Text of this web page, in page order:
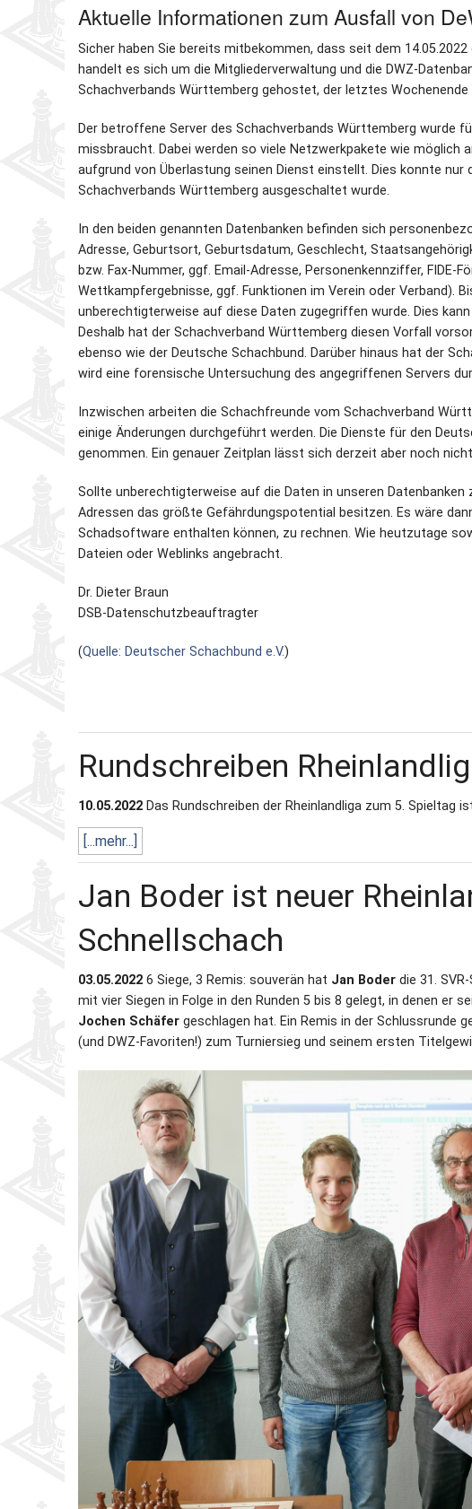
Aktuelle Informationen zum Ausfall von
Sicher haben Sie bereits mitbekommen, dass seit dem
handelt es sich um die Mitgliederverwaltung und die DWZ-
Schachverbands Württemberg gehostet, der letztes
Der betroffene Server des Schachverbands Württemberg wurde
missbraucht. Dabei werden so viele Netzwerkpakete wie möglich
aufgrund von Überlastung seinen Dienst einstellt. Dies konnte nur
Schachverbands Württemberg ausgeschaltet wurde.
In den beiden genannten Datenbanken befinden sich
Adresse, Geburtsort, Geburtsdatum, Geschlecht,
bzw. Fax-Nummer, ggf. Email-Adresse, Personenkennziffer, FIDE-
Wettkampfergebnisse, ggf. Funktionen im Verein oder Verband).
unberechtigterweise auf diese Daten zugegriffen wurde. Dies
Deshalb hat der Schachverband Württemberg diesen Vorfall
ebenso wie der Deutsche Schachbund. Darüber hinaus hat der
wird eine forensische Untersuchung des angegriffenen Servers
Inzwischen arbeiten die Schachfreunde vom Schachverband
einige Änderungen durchgeführt werden. Die Dienste für den
genommen. Ein genauer Zeitplan lässt sich derzeit aber noch
Sollte unberechtigterweise auf die Daten in unseren
Adressen das größte Gefährdungspotential besitzen. Es wäre
Schadsoftware enthalten können, zu rechnen. Wie heutzutage
Dateien oder Weblinks angebracht.
Dr. Dieter Braun
DSB-Datenschutzbeauftragter
(Quelle: Deutscher Schachbund e.V.)
Rundschreiben
10.05.2022 Das Rundschreiben der Rheinlandliga zum 5. Spieltag
[...mehr...]
Jan Boder ist neuer
Schnellschach
03.05.2022 6 Siege, 3 Remis: souverän hat Jan Boder die 31.
mit vier Siegen in Folge in den Runden 5 bis 8 gelegt, in denen er
Jochen Schäfer geschlagen hat. Ein Remis in der Schlussrunde
(und DWZ-Favoriten!) zum Turniersieg und seinem ersten